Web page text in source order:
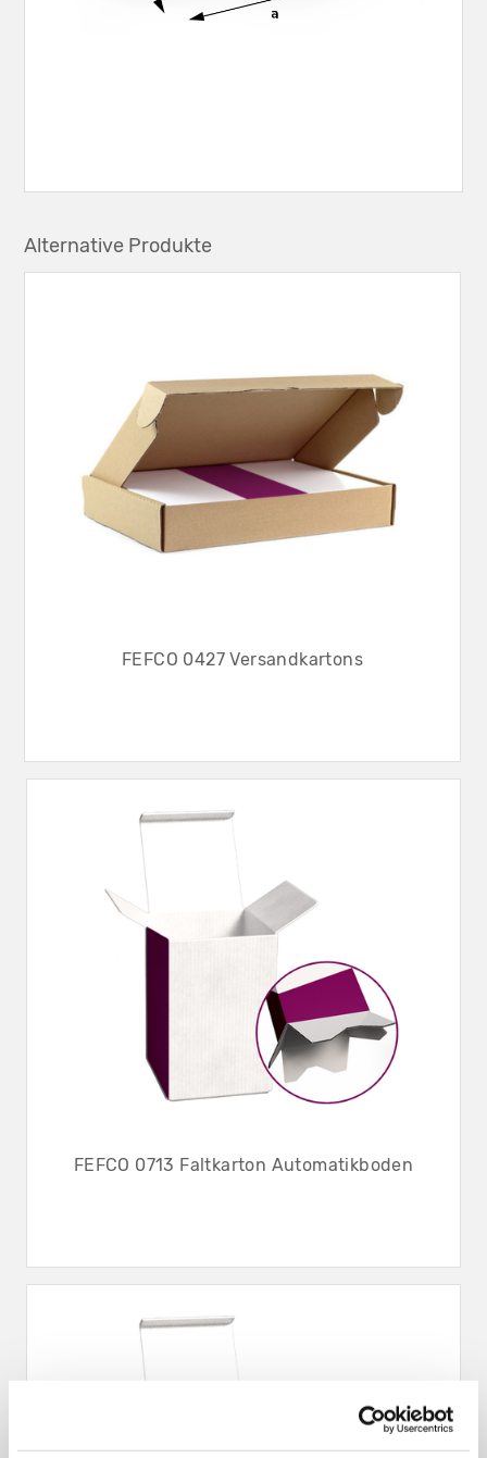
Alternative Produkte
FEFCO 0427 Versandkartons
FEFCO 0713 Faltkarton Automatikboden